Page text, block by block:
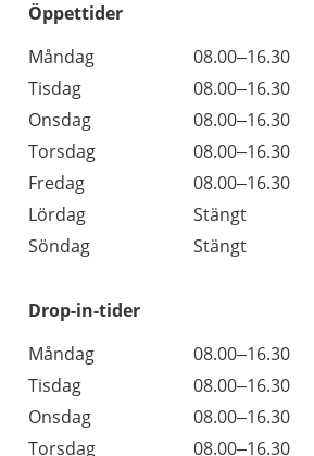
Öppettider
Dag
Öppettider
Kommentarer
Måndag
08.00–16.30
Tisdag
08.00–16.30
Onsdag
08.00–16.30
Torsdag
08.00–16.30
Fredag
08.00–16.30
Lördag
Stängt
Söndag
Stängt
Drop-in-tider
Måndag
08.00–16.30
Tisdag
08.00–16.30
Onsdag
08.00–16.30
Torsdag
08.00–16.30